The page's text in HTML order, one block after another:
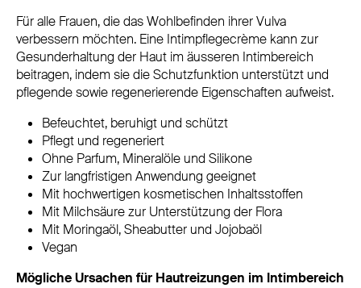
Für alle Frauen, die das Wohlbefinden ihrer Vulva
verbessern möchten. Eine Intimpflegecrème kann zur
Gesunderhaltung der Haut im äusseren Intimbereich
beitragen, indem sie die Schutzfunktion unterstützt und
pflegende sowie regenerierende Eigenschaften aufweist.
Befeuchtet, beruhigt und schützt
Pflegt und regeneriert
Ohne Parfum, Mineralöle und Silikone
Zur langfristigen Anwendung geeignet
Mit hochwertigen kosmetischen Inhaltsstoffen
Mit Milchsäure zur Unterstützung der Flora
Mit Moringaöl, Sheabutter und Jojobaöl
Vegan
Mögliche Ursachen für Hautreizungen im Intimbereich